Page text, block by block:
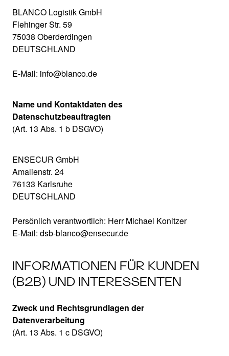
BLANCO Logistik GmbH
Flehinger Str. 59
75038 Oberderdingen
DEUTSCHLAND
E-Mail: info@blanco.de
Name und Kontaktdaten des
Datenschutzbeauftragten
(Art. 13 Abs. 1 b DSGVO)
ENSECUR GmbH
Amalienstr. 24
76133 Karlsruhe
DEUTSCHLAND
Persönlich verantwortlich: Herr Michael Konitzer
E-Mail: dsb-blanco@ensecur.de
INFORMATIONEN FÜR KUNDEN
(B2B) UND INTERESSENTEN
Zweck und Rechtsgrundlagen der
Datenverarbeitung
(Art. 13 Abs. 1 c DSGVO)